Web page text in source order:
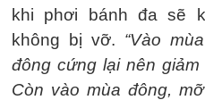
khi phơi bánh đa sẽ
không bị vỡ. “Vào
đông cứng lại nên
Còn vào mùa đông,